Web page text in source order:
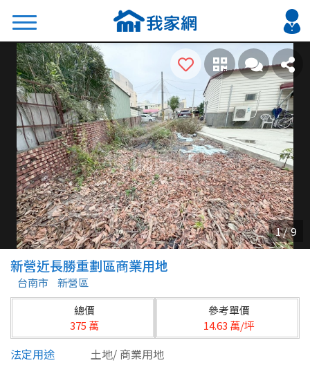
搜尋
熱門關鍵字
2026 台北降價好屋限量釋出
2026 新北降價好屋限量釋出
2026 台中降價好屋限量釋出
2026 台南降價好屋限量釋出
2026 高雄降價好屋限量釋出
縣市
不限
台北市
基隆市
區域
新營近長勝重劃區商業用地
台南市
新營區
總價
375 萬
參考單價
14.63 萬/坪
法定用途 土地/ 商業用地